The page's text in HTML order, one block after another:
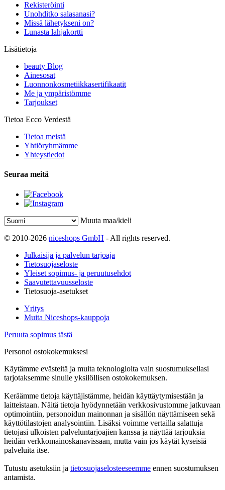
Rekisteröinti
Unohditko salasanasi?
Missä lähetykseni on?
Lunasta lahjakortti
Lisätietoja
beauty Blog
Ainesosat
Luonnonkosmetiikkasertifikaatit
Me ja ympäristömme
Tarjoukset
Tietoa Ecco Verdestä
Tietoa meistä
Yhtiöryhmämme
Yhteystiedot
Seuraa meitä
Muuta maa/kieli
© 2010-2026 niceshops GmbH - All rights reserved.
Julkaisija ja palvelun tarjoaja
Tietosuojaseloste
Yleiset sopimus- ja peruutusehdot
Saavutettavuusseloste
Tietosuoja-asetukset
Yritys
Muita Niceshops-kauppoja
Peruuta sopimus tästä
Personoi ostokokemuksesi
Käytämme evästeitä ja muita teknologioita vain suostumuksellasi
tarjotaksemme sinulle yksilöllisen ostokokemuksen.
Keräämme tietoja käyttäjistämme, heidän käyttäytymisestään ja
laitteistaan. Näitä tietoja hyödynnetään verkkosivustomme jatkuvaan
optimointiin, personoidun mainonnan ja sisällön näyttämiseen sekä
käyttötilastojen analysointiin. Lisäksi voimme vertailla salattuja
tietojasi ulkoisten palveluntarjoajien kanssa ja näyttää tarjouksia
heidän verkkomainoskanavissaan, mutta vain jos käytät kyseisiä
palveluita itse.
Tutustu asetuksiin ja tietosuojaselosteeseemme ennen suostumuksen
antamista.